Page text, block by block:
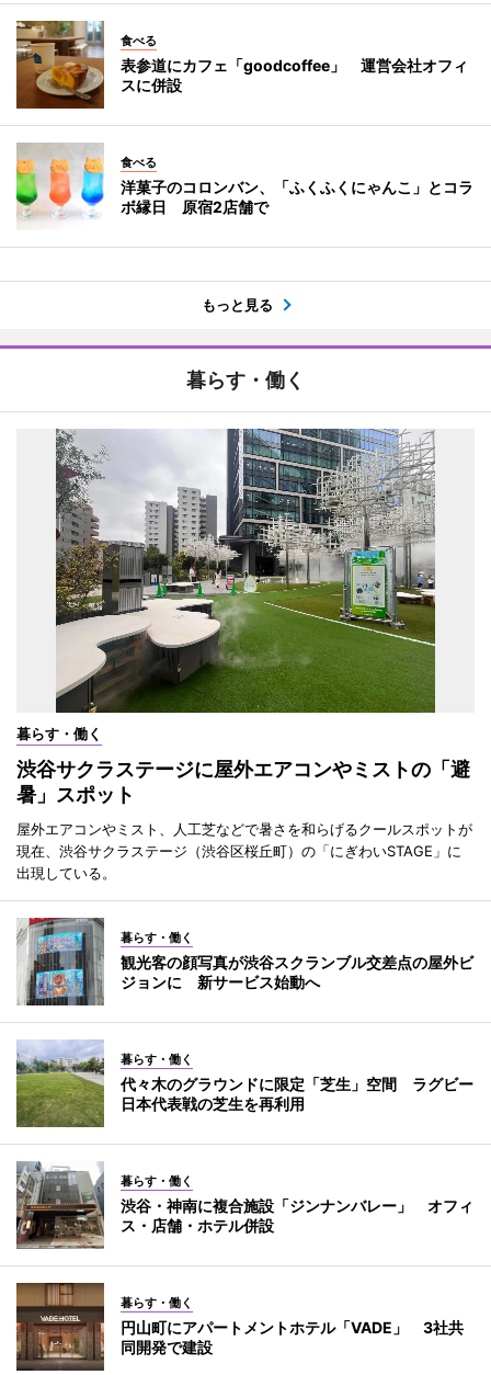
食べる
表参道にカフェ「goodcoffee」 運営会社オフィ
スに併設
食べる
洋菓子のコロンバン、「ふくふくにゃんこ」とコラ
ボ縁日 原宿2店舗で
もっと見る
暮らす・働く
暮らす・働く
渋谷サクラステージに屋外エアコンやミストの「避
暑」スポット
屋外エアコンやミスト、人工芝などで暑さを和らげるクールスポットが
現在、渋谷サクラステージ（渋谷区桜丘町）の「にぎわいSTAGE」に
出現している。
暮らす・働く
観光客の顔写真が渋谷スクランブル交差点の屋外ビ
ジョンに 新サービス始動へ
暮らす・働く
代々木のグラウンドに限定「芝生」空間 ラグビー
日本代表戦の芝生を再利用
暮らす・働く
渋谷・神南に複合施設「ジンナンバレー」 オフィ
ス・店舗・ホテル併設
暮らす・働く
円山町にアパートメントホテル「VADE」 3社共
同開発で建設